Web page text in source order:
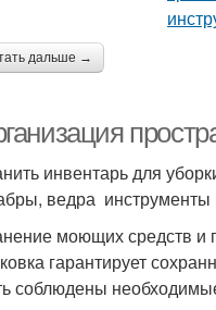
дальше →
инвентарь для
ведра инструменты
моющих средств и
гарантирует
соблюдены